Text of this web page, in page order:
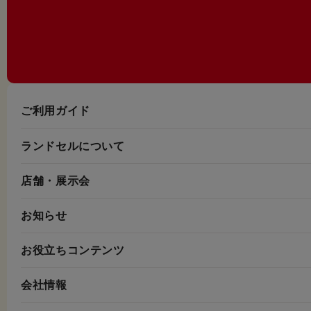
ご利用ガイド
ランドセルについて
店舗・展示会
お知らせ
お役立ちコンテンツ
会社情報